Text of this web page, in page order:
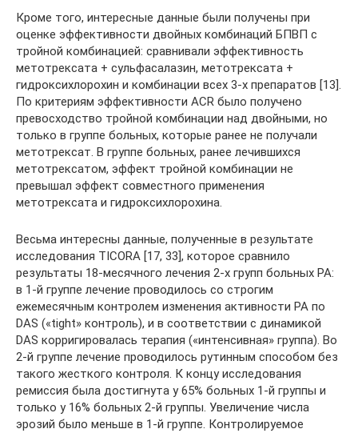
Кроме того, интересные данные были получены при
оценке эффективности двойных комбинаций БПВП с
тройной комбинацией: сравнивали эффективность
метотрексата + сульфасалазин, метотрексата +
гидроксихлорохин и комбинации всех 3-х препаратов [13].
По критериям эффективности ACR было получено
превосходство тройной комбинации над двойными, но
только в группе больных, которые ранее не получали
метотрексат. В группе больных, ранее лечившихся
метотрексатом, эффект тройной комбинации не
превышал эффект совместного применения
метотрексата и гидроксихлорохина.
Весьма интересны данные, полученные в результате
исследования TICORA [17, 33], которое сравнило
результаты 18-месячного лечения 2-х групп больных РА:
в 1-й группе лечение проводилось со строгим
ежемесячным контролем изменения активности РА по
DAS («tight» контроль), и в соответствии с динамикой
DAS корригировалась терапия («интенсивная» группа). Во
2-й группе лечение проводилось рутинным способом без
такого жесткого контроля. К концу исследования
ремиссия была достигнута у 65% больных 1-й группы и
только у 16% больных 2-й группы. Увеличение числа
эрозий было меньше в 1-й группе. Контролируемое